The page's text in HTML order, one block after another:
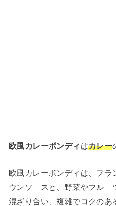
欧風カレーボンディ はカレー
欧風カレーボンディは、フラ
ウンソースと、野菜やフル
混ざり合い、複雑でコクのあ